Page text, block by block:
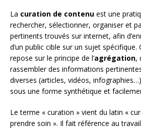
La curation de contenu est une
rechercher, sélectionner, organiser et
pertinents trouvés sur internet, afin
d’un public cible sur un sujet spécifique.
repose sur le principe de l’agrégation,
rassembler des informations
diverses (articles, vidéos,
sous une forme synthétique et
Le terme « curation » vient du latin «
prendre soin ». Il fait référence au